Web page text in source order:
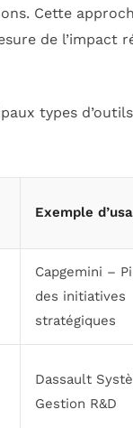
Cette
de l’impact
types d’outils
Exemple
Capgemini –
des initiatives
stratégiques
Dassault
Gestion R&D